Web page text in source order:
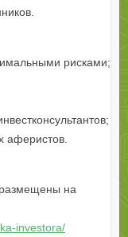
рисками;
аферистов.
на
investora/